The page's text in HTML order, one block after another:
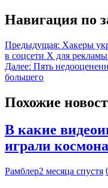
Навигация по
Предыдущая: Хакеры
в соцсети Х для
Далее: Пять
большего
Похожие
В какие
играли
Рамблер2 месяца спустя